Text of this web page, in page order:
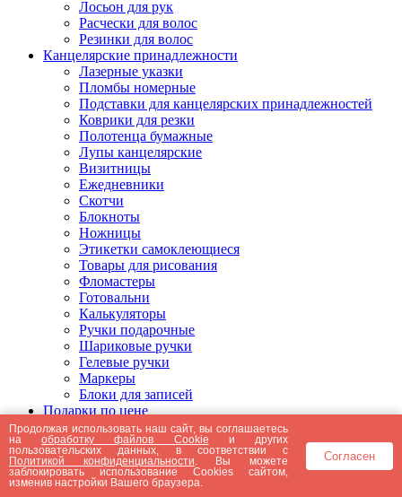
Лосьон для рук
Расчески для волос
Резинки для волос
Канцелярские принадлежности
Лазерные указки
Пломбы номерные
Подставки для канцелярских принадлежностей
Коврики для резки
Полотенца бумажные
Лупы канцелярские
Визитницы
Ежедневники
Скотчи
Блокноты
Ножницы
Этикетки самоклеющиеся
Товары для рисования
Фломастеры
Готовальни
Калькуляторы
Ручки подарочные
Шариковые ручки
Гелевые ручки
Маркеры
Блоки для записей
Подарки по цене
Подарки от 5000 рублей
Подарки до 5000 рублей
Подарки до 3000 рублей
Подарки до 2000 рублей
Подарки до 1000 рублей
Продолжая использовать наш сайт, вы соглашаетесь
наобработку файлов Cookie и других
пользовательских данных, в соответствии с
Политикой конфиденциальности . Вы можете
заблокировать использование Cookies сайтом,
изменив настройки Вашего браузера.
Согласен